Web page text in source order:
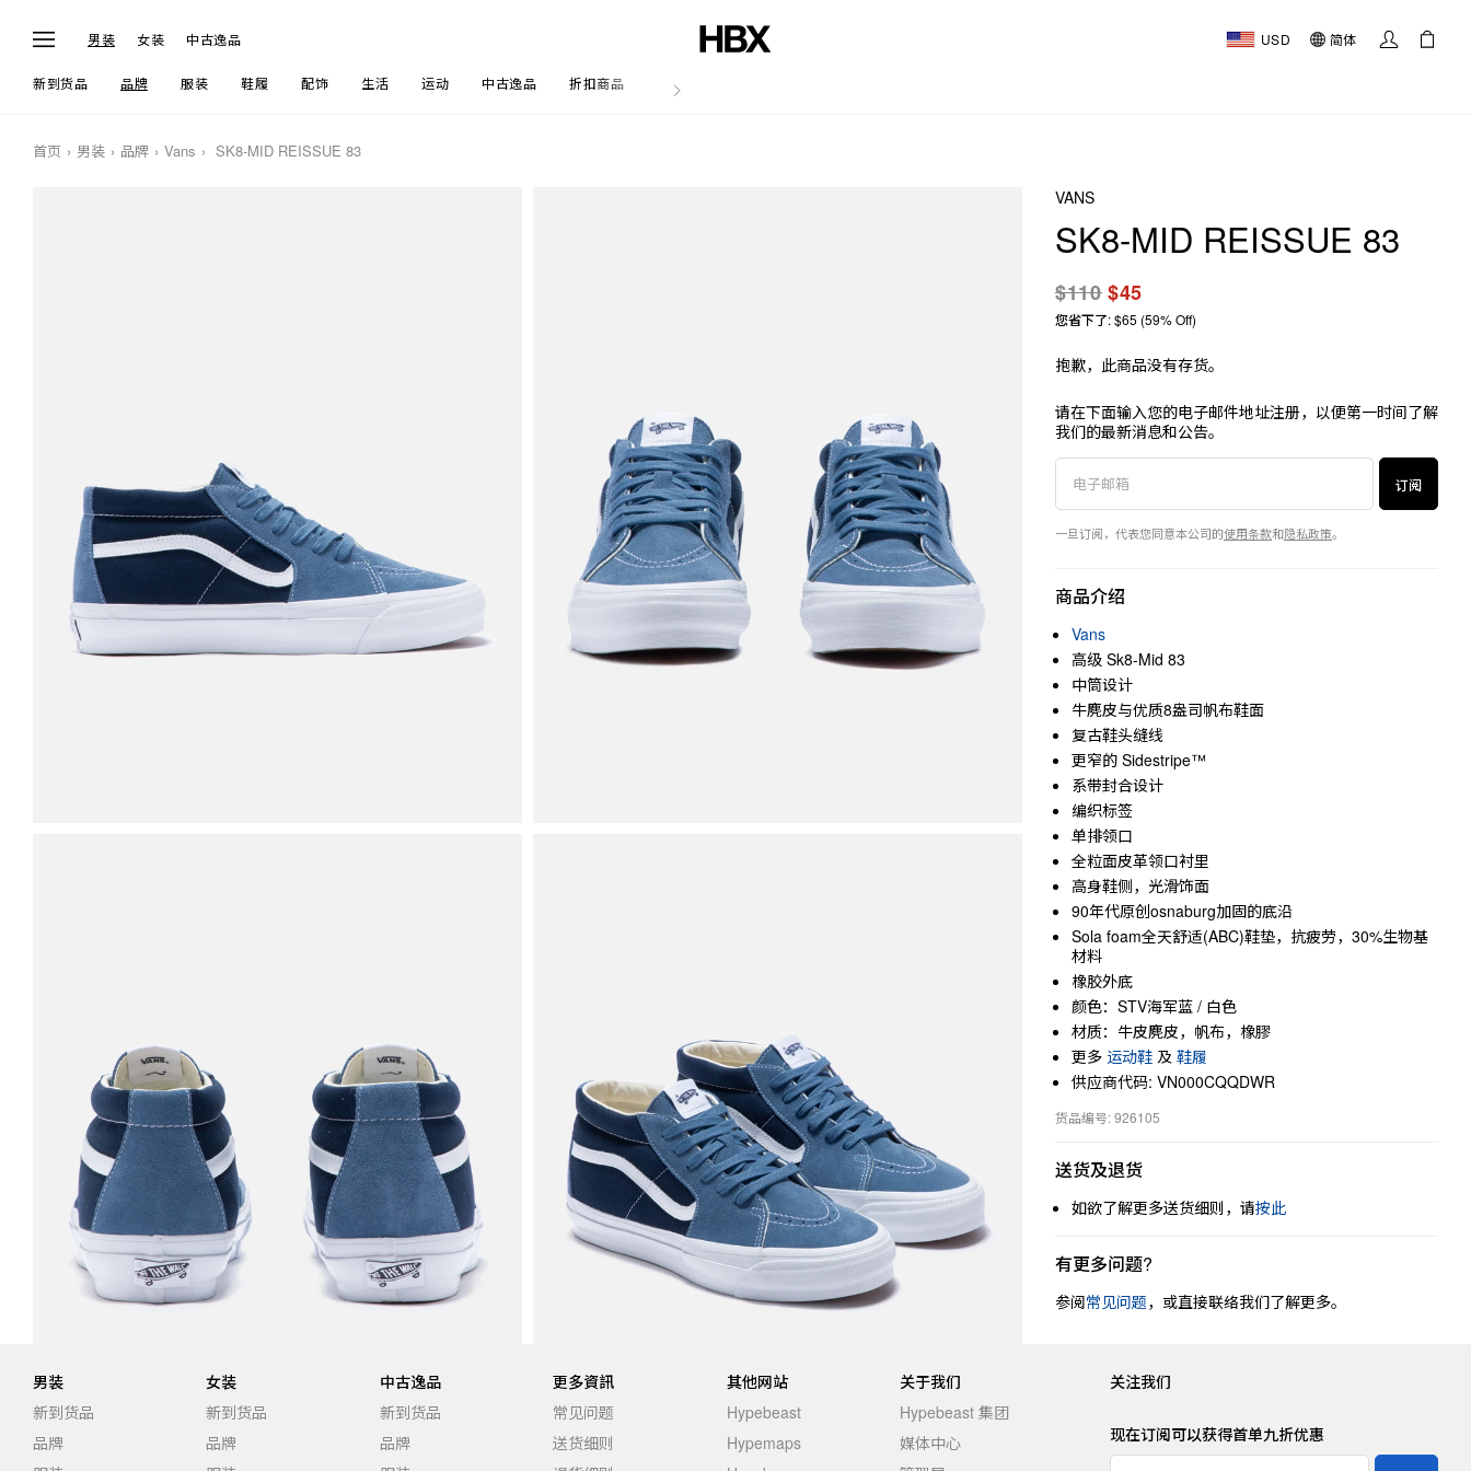
男装 女装 中古逸品 USD 简体
新到货品 品牌 服装 鞋履 配饰 生活 运动 中古逸品 折扣商品 文章
首页 男装 品牌 Vans SK8-MID REISSUE 83
VANS
SK8-MID REISSUE 83
$110$45
您省下了: $65 (59% Off)
抱歉，此商品没有存货。
请在下面输入您的电子邮件地址注册，以便第一时间了解
我们的最新消息和公告。
订阅
一旦订阅，代表您同意本公司的使用条款和隐私政策。
商品介绍
Vans
高级 Sk8-Mid 83
中筒设计
牛麂皮与优质8盎司帆布鞋面
复古鞋头缝线
更窄的 Sidestripe™
系带封合设计
编织标签
单排领口
全粒面皮革领口衬里
高身鞋侧，光滑饰面
90年代原创osnaburg加固的底沿
Sola foam全天舒适(ABC)鞋垫，抗疲劳，30%生物基
材料
橡胶外底
颜色：STV海军蓝 / 白色
材质：牛皮麂皮，帆布，橡膠
更多 运动鞋 及 鞋履
供应商代码: VN000CQQDWR
货品编号: 926105
送货及退货
如欲了解更多送货细则，请按此
有更多问题?
参阅常见问题，或直接联络我们了解更多。
男装
新到货品
品牌
女装
新到货品
品牌
中古逸品
新到货品
品牌
更多資訊
常见问题
送货细则
其他网站
Hypebeast
Hypemaps
关于我们
Hypebeast 集团
媒体中心
关注我们
现在订阅可以获得首单九折优惠